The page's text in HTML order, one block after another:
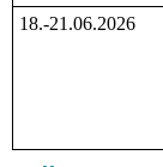
18.-21.06.2026